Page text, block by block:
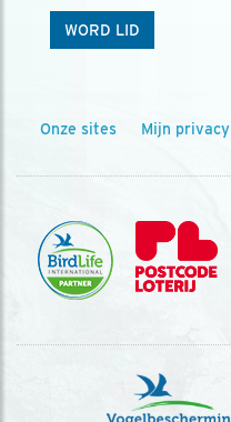
WORD LID
Onze sites Mijn privacy